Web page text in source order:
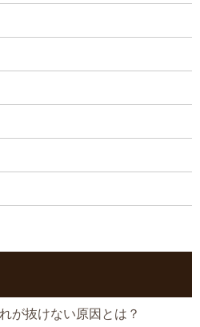
が抜けない原因とは？